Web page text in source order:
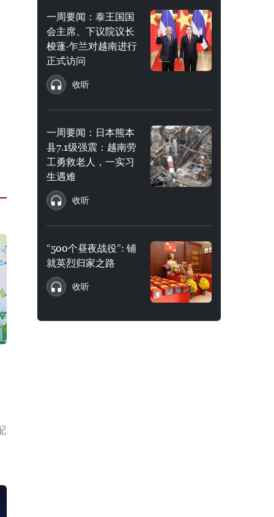
一周要闻：泰王国国
会主席、下议院议长
梭蓬·乍兰对越南进行
正式访问
收听
一周要闻：日本熊本
县7.1级强震：越南劳
工勇救老人，一实习
生遇难
收听
“500个昼夜战役”: 铺
就英烈归家之路
收听